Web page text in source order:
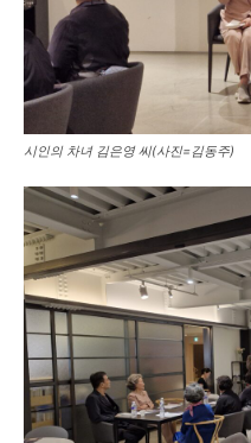
시인의 차녀 김은영 씨(사진=김동주)